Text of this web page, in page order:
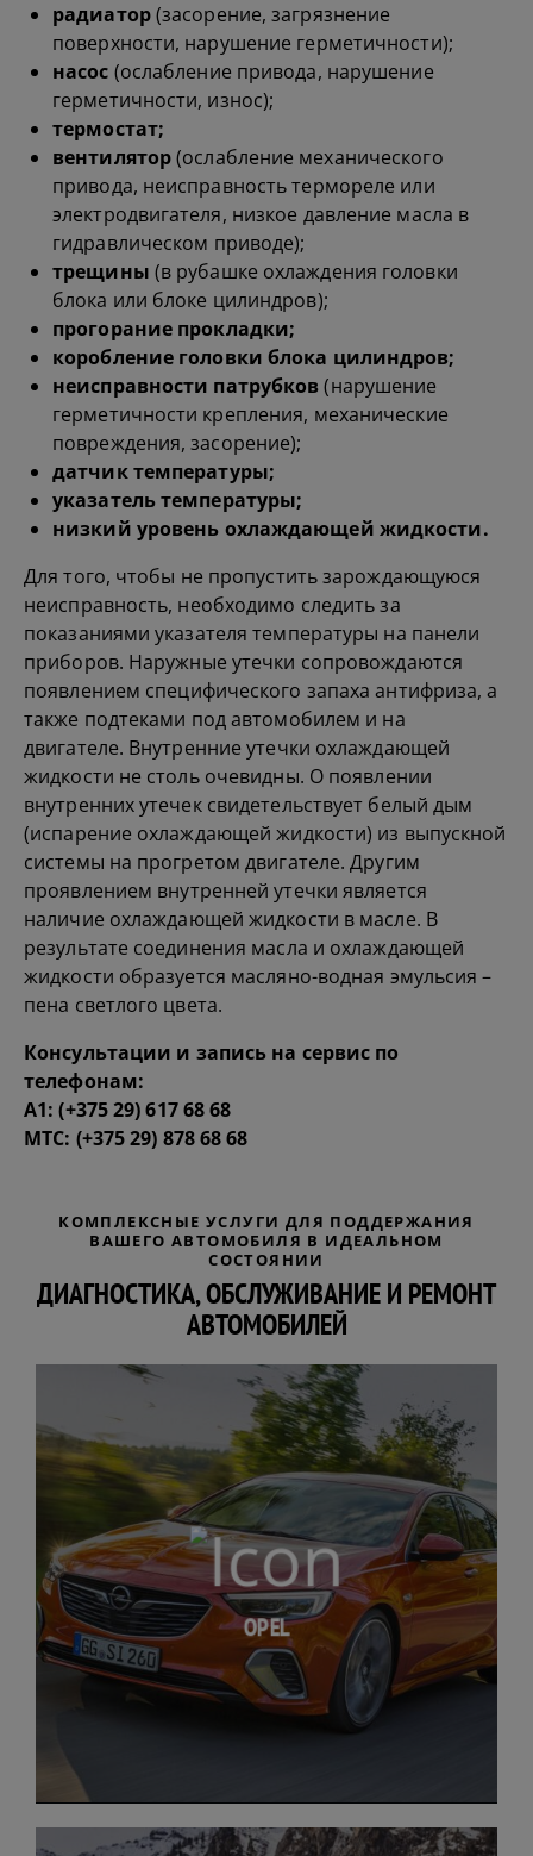
радиатор(засорение, загрязнение
поверхности, нарушение герметичности);
насос (ослабление привода, нарушение
герметичности, износ);
термостат;
вентилятор(ослабление механического
привода, неисправность термореле или
электродвигателя, низкое давление масла в
гидравлическом приводе);
трещины (в рубашке охлаждения головки
блока или блоке цилиндров);
прогорание прокладки;
коробление головки блока цилиндров;
неисправности патрубков(нарушение
герметичности крепления, механические
повреждения, засорение);
датчик температуры;
указатель температуры;
низкий уровень охлаждающей жидкости.
Для того, чтобы не пропустить зарождающуюся
неисправность, необходимо следить за
показаниями указателя температуры на панели
приборов. Наружные утечки сопровождаются
появлением специфического запаха антифриза, а
также подтеками под автомобилем и на
двигателе. Внутренние утечки охлаждающей
жидкости не столь очевидны. О появлении
внутренних утечек свидетельствует белый дым
(испарение охлаждающей жидкости) из выпускной
системы на прогретом двигателе. Другим
проявлением внутренней утечки является
наличие охлаждающей жидкости в масле. В
результате соединения масла и охлаждающей
жидкости образуется масляно-водная эмульсия –
пена светлого цвета.
Консультации и запись на сервис по
телефонам:
А1:(+375 29) 617 68 68
МТС: (+375 29) 878 68 68
КОМПЛЕКСНЫЕ УСЛУГИ ДЛЯ ПОДДЕРЖАНИЯ
ВАШЕГО АВТОМОБИЛЯ В ИДЕАЛЬНОМ
СОСТОЯНИИ
ДИАГНОСТИКА, ОБСЛУЖИВАНИЕ И РЕМОНТ
АВТОМОБИЛЕЙ
OPEL